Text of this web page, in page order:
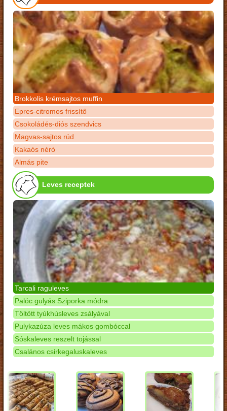
Brokkolis krémsajtos muffin
Epres-citromos frissítő
Csokoládés-diós szendvics
Magvas-sajtos rúd
Kakaós néró
Almás pite
Leves receptek
Tarcali raguleves
Palóc gulyás Sziporka módra
Töltött tyúkhúsleves zsályával
Pulykazúza leves mákos gombóccal
Sóskaleves reszelt tojással
Csalános csirkegaluskaleves